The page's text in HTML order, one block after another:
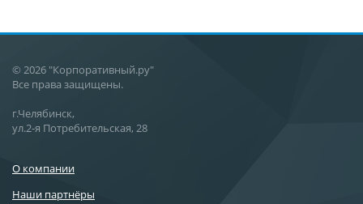
© 2026 "Корпоративный.ру"
Все права защищены.
г.Челябинск,
ул.2-я Потребительская, 28
О компании
Наши партнёры